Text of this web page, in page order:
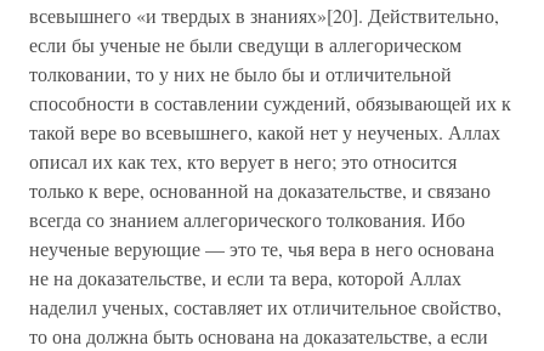
всевышнего «и твердых в знаниях»[20]. Действительно,
если бы ученые не были сведущи в аллегорическом
толковании, то у них не было бы и отличительной
способности в составлении суждений, обязывающей их к
такой вере во всевышнего, какой нет у неученых. Аллах
описал их как тех, кто верует в него; это относится
только к вере, основанной на доказательстве, и связано
всегда со знанием аллегорического толкования. Ибо
неученые верующие — это те, чья вера в него основана
не на доказательстве, и если та вера, которой Аллах
наделил ученых, составляет их отличительное свойство,
то она должна быть основана на доказательстве, а если